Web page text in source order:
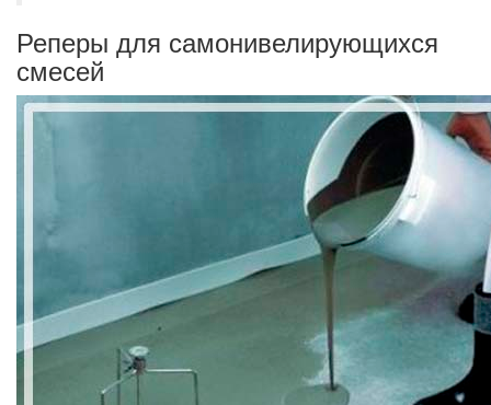
Реперы для самонивелирующихся
смесей